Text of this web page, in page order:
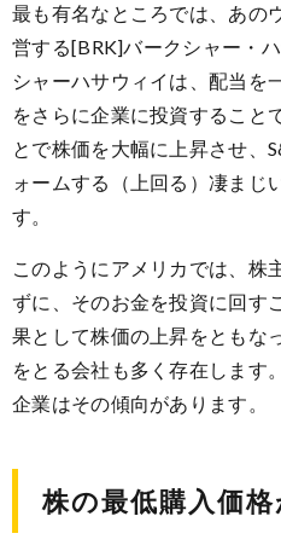
最も有名なところでは、あの
営する[BRK]バークシャー・
シャーハサウィイは、配当を
をさらに企業に投資すること
とで株価を大幅に上昇させ、
ォームする（上回る）凄まじ
す。
このようにアメリカでは、株
ずに、そのお金を投資に回す
果として株価の上昇をともな
をとる会社も多く存在します
企業はその傾向があります。
株の最低購入価